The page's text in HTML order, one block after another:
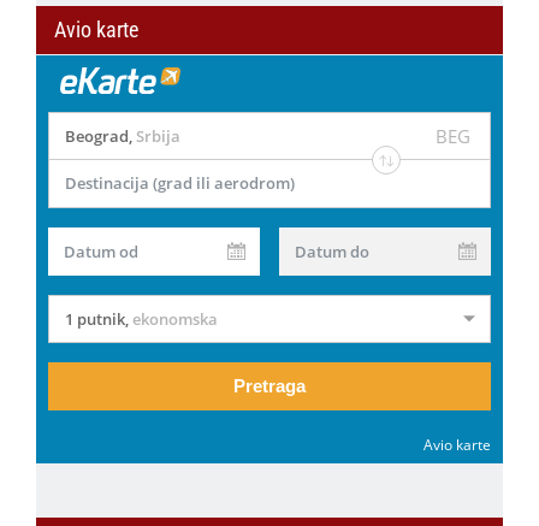
Avio karte
Beograd, Srbija BEG
Destinacija (grad ili aerodrom)
Datum od Datum do
1 putnik,ekonomska
Pretraga
Avio karte